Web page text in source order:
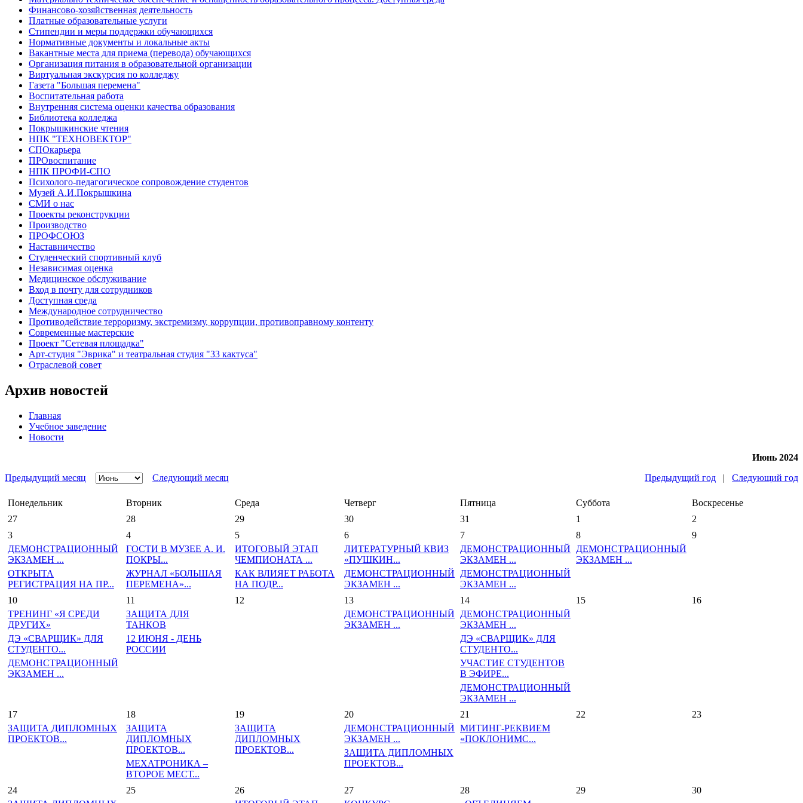
Финансово-хозяйственная деятельность
Платные образовательные услуги
Стипендии и меры поддержки обучающихся
Нормативные документы и локальные акты
Вакантные места для приема (перевода) обучающихся
Организация питания в образовательной организации
Виртуальная экскурсия по колледжу
Газета "Большая перемена"
Воспитательная работа
Внутренняя система оценки качества образования
Библиотека колледжа
Покрышкинские чтения
НПК "ТЕХНОВЕКТОР"
СПОкарьера
ПРОвоспитание
НПК ПРОФИ-СПО
Психолого-педагогическое сопровождение студентов
Музей А.И.Покрышкина
СМИ о нас
Проекты реконструкции
Производство
ПРОФСОЮЗ
Наставничество
Студенческий спортивный клуб
Независимая оценка
Медицинское обслуживание
Вход в почту для сотрудников
Доступная среда
Международное сотрудничество
Противодействие терроризму, экстремизму, коррупции, противоправному контенту
Современные мастерские
Проект "Сетевая площадка"
Арт-студия "Эврика" и театральная студия "33 кактуса"
Отраслевой совет
Архив новостей
Главная
Учебное заведение
Новости
Июнь 2024
Предыдущий месяц
Следующий месяц Предыдущий год | Следующий год
Понедельник Вторник Среда Четверг Пятница Суббота
Воскресенье
27
28 29 30 31 1
2
3
ДЕМОНСТРАЦИОННЫЙ
ЭКЗАМЕН ...
ОТКРЫТА
РЕГИСТРАЦИЯ НА ПР...
4
ГОСТИ В МУЗЕЕ А. И.
ПОКРЫ...
ЖУРНАЛ «БОЛЬШАЯ
ПЕРЕМЕНА»...
5
ИТОГОВЫЙ ЭТАП
ЧЕМПИОНАТА ...
КАК ВЛИЯЕТ РАБОТА
НА ПОДР...
6
ЛИТЕРАТУРНЫЙ КВИЗ
«ПУШКИН...
ДЕМОНСТРАЦИОННЫЙ
ЭКЗАМЕН ...
7
ДЕМОНСТРАЦИОННЫЙ
ЭКЗАМЕН ...
ДЕМОНСТРАЦИОННЫЙ
ЭКЗАМЕН ...
8
ДЕМОНСТРАЦИОННЫЙ
ЭКЗАМЕН ...
9
10
ТРЕНИНГ «Я СРЕДИ
ДРУГИХ»
ДЭ «СВАРЩИК» ДЛЯ
СТУДЕНТО...
ДЕМОНСТРАЦИОННЫЙ
ЭКЗАМЕН ...
11
ЗАЩИТА ДЛЯ
ТАНКОВ
12 ИЮНЯ - ДЕНЬ
РОССИИ
12
13
ДЕМОНСТРАЦИОННЫЙ
ЭКЗАМЕН ...
14
ДЕМОНСТРАЦИОННЫЙ
ЭКЗАМЕН ...
ДЭ «СВАРЩИК» ДЛЯ
СТУДЕНТО...
УЧАСТИЕ СТУДЕНТОВ
В ЭФИРЕ...
ДЕМОНСТРАЦИОННЫЙ
ЭКЗАМЕН ...
15 16
17
ЗАЩИТА ДИПЛОМНЫХ
ПРОЕКТОВ...
18
ЗАЩИТА
ДИПЛОМНЫХ
ПРОЕКТОВ...
МЕХАТРОНИКА –
ВТОРОЕ МЕСТ...
19
ЗАЩИТА
ДИПЛОМНЫХ
ПРОЕКТОВ...
20
ДЕМОНСТРАЦИОННЫЙ
ЭКЗАМЕН ...
ЗАЩИТА ДИПЛОМНЫХ
ПРОЕКТОВ...
21
МИТИНГ-РЕКВИЕМ
«ПОКЛОНИМС...
22 23
24
25
26
27
28
29 30